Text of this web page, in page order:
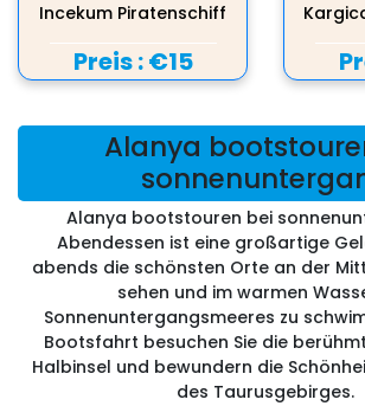
Incekum Piratenschiff
Preis :€15
Alanya
Alanya bootstouren bei
Abendessen ist eine großartige
abends die schönsten Orte an der
sehen und im warmen
Sonnenuntergangsmeeres zu
Bootsfahrt besuchen Sie die
Halbinsel und bewundern die
des Taurusgebirges.